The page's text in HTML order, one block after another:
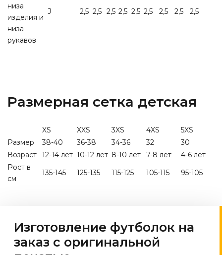
низа
изделия и
низа
рукавов
J 2,5 2,5 2,5 2,5 2,5 2,5 2,5 2,5 2,5
Размерная сетка детская
XS XXS 3XS 4XS
5XS
Размер
38-40 36-38 34-36 32
30
Возраст
12-14 лет 10-12 лет 8-10 лет 7-8 лет
4-6 лет
Рост в
см
135-145 125-135 115-125 105-115 95-105
Изготовление футболок на
заказ с оригинальной